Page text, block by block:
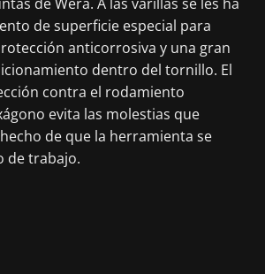
de superficie especial para
anticorrosiva y una gran
dentro del tornillo. El
contra el rodamiento
evita las molestias que
de que la herramienta se
de trabajo.